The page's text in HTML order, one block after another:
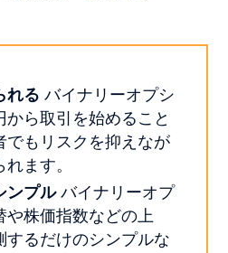
れる バイナリーオプシ
から取引を始めること
でもリスクを抑えなが
ます。
ンプルバイナリーオプ
や株価指数などの上
するだけのシンプルな